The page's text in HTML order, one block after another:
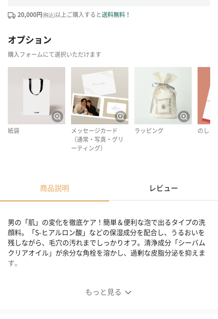
20,000円(税込)以上ご購入すると送料無料！
オプション
購入フォームにて選択いただけます
紙袋
メッセージカード
（通常・写真・グリ
ーティング）
ラッピング のしカ
商品説明 レビュー
もっと見る
男の「肌」の変化を徹底ケア！簡単＆便利な泡で出るタイプの洗
顔料。「S-ヒアルロン酸」などの保湿成分を配合し、うるおいを
残しながら、毛穴の汚れまでしっかりオフ。清浄成分「シーバム
クリアオイル」が余分な角栓を溶かし、過剰な皮脂分泌を抑えま
す。
泡で簡単！便利な泡で出るタイプの洗顔料